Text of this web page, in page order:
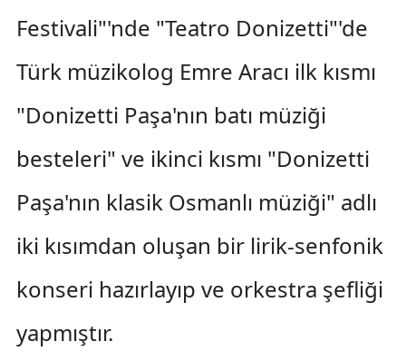
Festivali"'nde "Teatro Donizetti"'de
Türk müzikolog Emre Aracı ilk kısmı
"Donizetti Paşa'nın batı müziği
besteleri" ve ikinci kısmı "Donizetti
Paşa'nın klasik Osmanlı müziği" adlı
iki kısımdan oluşan bir lirik-senfonik
konseri hazırlayıp ve orkestra şefliği
yapmıştır.